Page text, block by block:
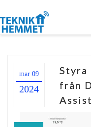
mar 09
2024
Styra
från